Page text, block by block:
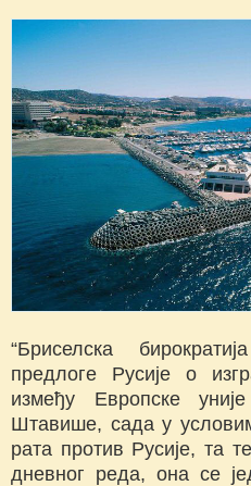
“Бриселска
предлоге Русије о
између Европске
Штавише, сада у
рата против Русије, та
дневног реда, она се